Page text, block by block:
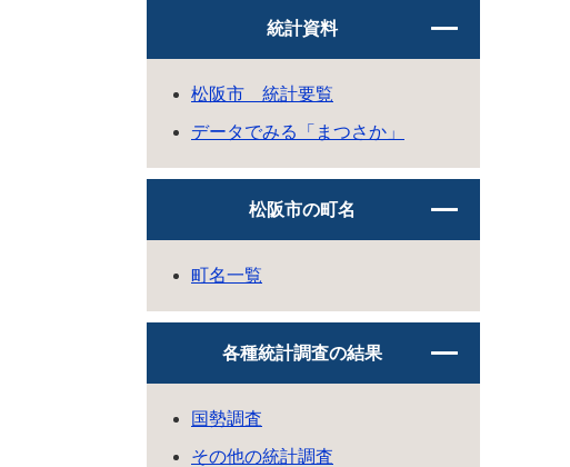
統計資料
松阪市 統計要覧
データでみる「まつさか」
松阪市の町名
町名一覧
各種統計調査の結果
国勢調査
その他の統計調査